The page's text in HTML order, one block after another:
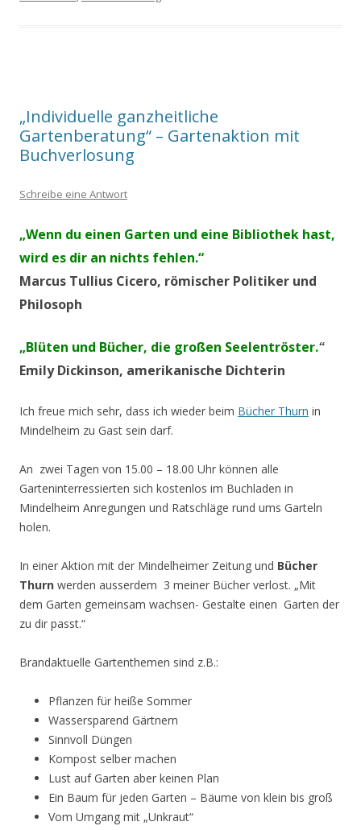
„Individuelle ganzheitliche
Gartenberatung“ – Gartenaktion mit
Buchverlosung
Schreibe eine Antwort
„Wenn du einen Garten und eine Bibliothek hast,
wird es dir an nichts fehlen.“
Marcus Tullius Cicero, römischer Politiker und
Philosoph
„Blüten und Bücher, die großen Seelentröster.“
Emily Dickinson, amerikanische Dichterin
Ich freue mich sehr, dass ich wieder beim Bücher Thurn in
Mindelheim zu Gast sein darf.
An zwei Tagen von 15.00 – 18.00 Uhr können alle
Garteninterressierten sich kostenlos im Buchladen in
Mindelheim Anregungen und Ratschläge rund ums Garteln
holen.
In einer Aktion mit der Mindelheimer Zeitung und Bücher
Thurn werden ausserdem 3 meiner Bücher verlost. „Mit
dem Garten gemeinsam wachsen- Gestalte einen Garten der
zu dir passt.“
Brandaktuelle Gartenthemen sind z.B.:
Pflanzen für heiße Sommer
Wassersparend Gärtnern
Sinnvoll Düngen
Kompost selber machen
Lust auf Garten aber keinen Plan
Ein Baum für jeden Garten – Bäume von klein bis groß
Vom Umgang mit „Unkraut“